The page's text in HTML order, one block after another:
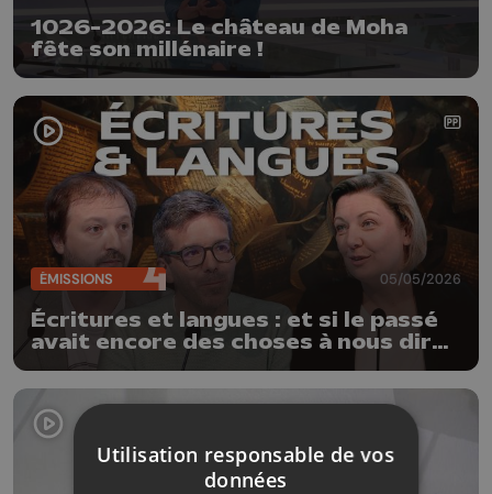
1026-2026: Le château de Moha
fête son millénaire !
ÉMISSIONS 05/05/2026
Écritures et langues : et si le passé
avait encore des choses à nous dire
?
Utilisation responsable de vos
données